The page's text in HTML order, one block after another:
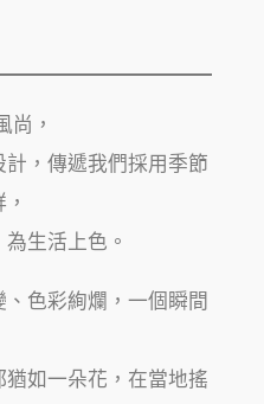
尚，
，傳遞我們採用季節
生活上色。
色彩絢爛，一個瞬間
如一朵花，在當地搖